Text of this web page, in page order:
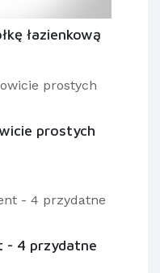
łazienkową
prostych
- 4 przydatne